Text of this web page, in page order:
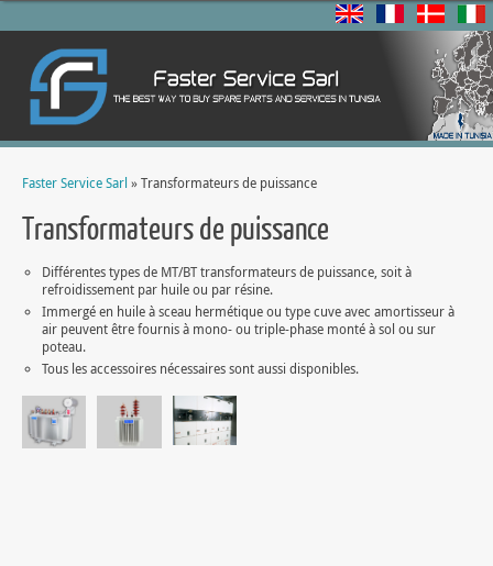
Faster Service Sarl » Transformateurs de puissance
Transformateurs de puissance
Différentes types de MT/BT transformateurs de puissance, soit à
refroidissement par huile ou par résine.
Immergé en huile à sceau hermétique ou type cuve avec amortisseur à
air peuvent être fournis à mono- ou triple-phase monté à sol ou sur
poteau.
Tous les accessoires nécessaires sont aussi disponibles.